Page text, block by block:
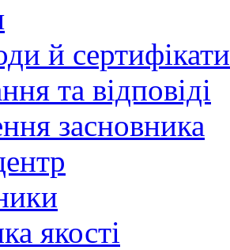
й сертифікати
та відповіді
засновника
якості